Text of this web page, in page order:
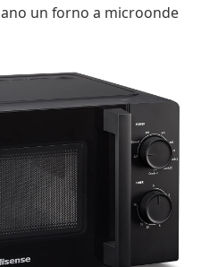
un forno a microonde